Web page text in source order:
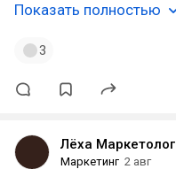
Показать полностью
3
Лёха Маркетолог
Маркетинг 2 авг